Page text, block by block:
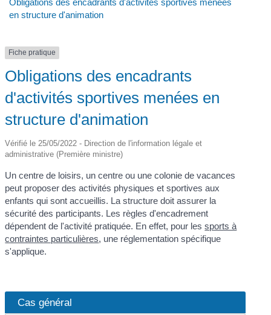
Obligations des encadrants d'activités sportives menées
en structure d'animation
Fiche pratique
Obligations des encadrants
d'activités sportives menées en
structure d'animation
Vérifié le 25/05/2022 - Direction de l'information légale et
administrative (Première ministre)
Un centre de loisirs, un centre ou une colonie de vacances
peut proposer des activités physiques et sportives aux
enfants qui sont accueillis. La structure doit assurer la
sécurité des participants. Les règles d'encadrement
dépendent de l'activité pratiquée. En effet, pour lessports à
contraintes particulières, une réglementation spécifique
s'applique.
Cas général